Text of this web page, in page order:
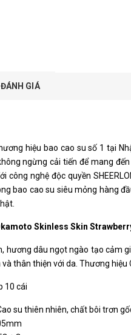
ĐÁNH GIÁ
hiệu bao cao su số 1 tại
ngừng cải tiến để mang
công nghệ độc quyền
bao cao su siêu mỏng hàng
Skinless Skin
hương dâu ngọt ngào tạo cảm
thân thiện với da. Thương
10 cái
su thiên nhiên, chất bôi trơn